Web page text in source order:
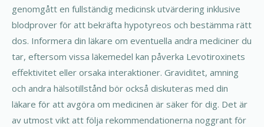
genomgått en fullständig medicinsk utvärdering inklusive
blodprover för att bekräfta hypotyreos och bestämma rätt
dos. Informera din läkare om eventuella andra mediciner du
tar, eftersom vissa läkemedel kan påverka Levotiroxinets
effektivitet eller orsaka interaktioner. Graviditet, amning
och andra hälsotillstånd bör också diskuteras med din
läkare för att avgöra om medicinen är säker för dig. Det är
av utmost vikt att följa rekommendationerna noggrant för